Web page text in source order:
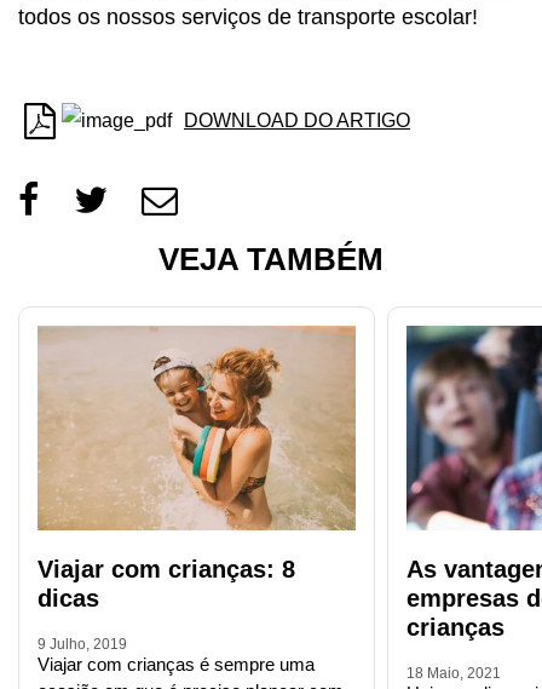
todos os nossos serviços de transporte escolar!
DOWNLOAD DO ARTIGO
VEJA TAMBÉM
Viajar com crianças: 8
dicas
9 Julho, 2019
Viajar com crianças é sempre uma
As
empresas
crianças
18 Maio, 2021